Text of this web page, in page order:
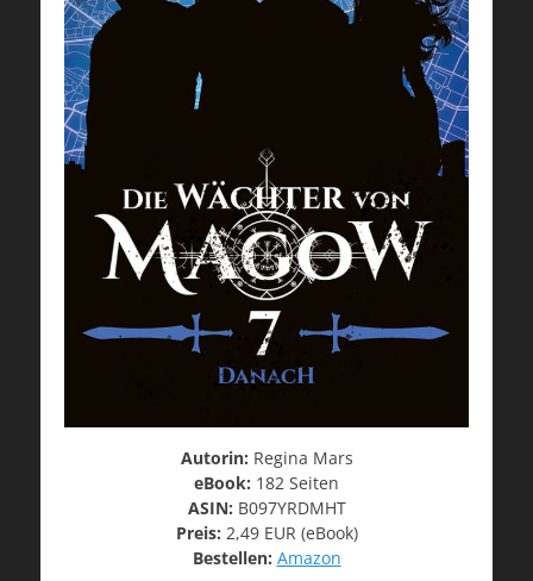
Autorin: Regina Mars
eBook: 182 Seiten
ASIN: B097YRDMHT
Preis: 2,49 EUR (eBook)
Bestellen: Amazon